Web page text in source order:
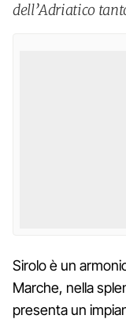
dell’Adriatico
Sirolo è un
Marche, nella
presenta un